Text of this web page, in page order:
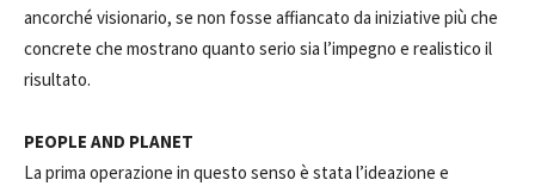
ancorché visionario, se non fosse affiancato da iniziative più che
concrete che mostrano quanto serio sia l’impegno e realistico il
risultato.
PEOPLE AND PLANET
La prima operazione in questo senso è stata l’ideazione e